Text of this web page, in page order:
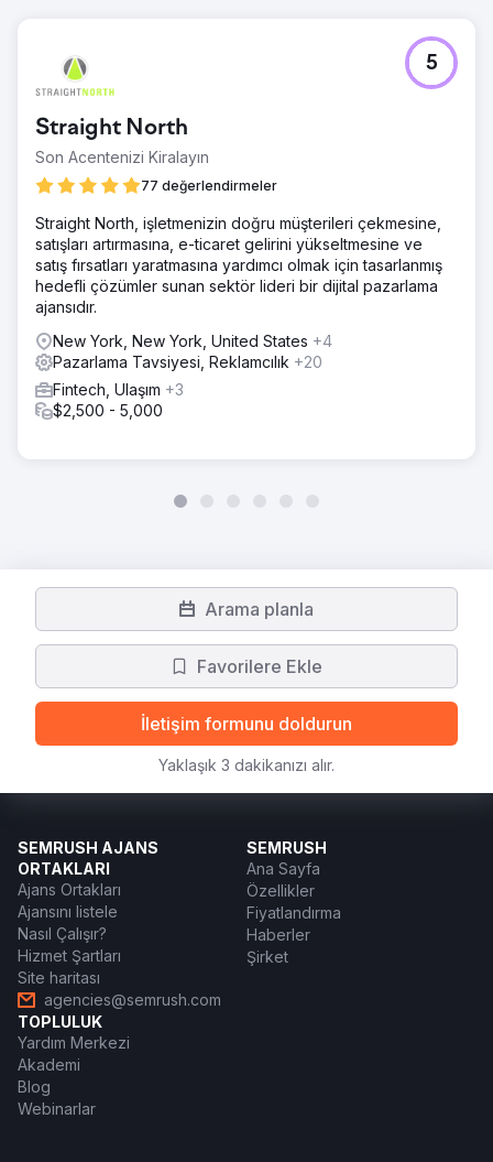
Straight North
Son Acentenizi Kiralayın
77 değerlendirmeler
5
Straight North, işletmenizin doğru müşterileri çekmesine,
satışları artırmasına, e-ticaret gelirini yükseltmesine ve
satış fırsatları yaratmasına yardımcı olmak için tasarlanmış
hedefli çözümler sunan sektör lideri bir dijital pazarlama
ajansıdır.
New York, New York, United States +4
Pazarlama Tavsiyesi, Reklamcılık +20
Fintech, Ulaşım +3
$2,500 - 5,000
Arama planla
Favorilere Ekle
İletişim formunu doldurun
Yaklaşık 3 dakikanızı alır.
SEMRUSH AJANS
ORTAKLARI
Ajans Ortakları
Ajansını listele
Nasıl Çalışır?
Hizmet Şartları
Site haritası
agencies@semrush.com
SEMRUSH
Ana Sayfa
Özellikler
Fiyatlandırma
Haberler
Şirket
TOPLULUK
Yardım Merkezi
Akademi
Blog
Webinarlar